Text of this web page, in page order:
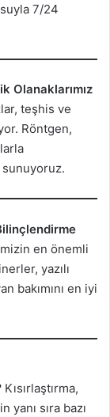
7/24
Olanaklarımız
teşhis ve
Röntgen,
sunuyoruz.
en önemli
yazılı
bakımını en iyi
Kısırlaştırma,
sıra bazı